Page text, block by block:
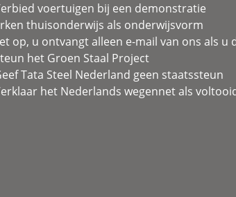
voertuigen bij een demonstratie
thuisonderwijs als onderwijsvorm
op, u ontvangt alleen e-mail van ons als u
het Groen Staal Project
Tata Steel Nederland geen staatssteun
het Nederlands wegennet als